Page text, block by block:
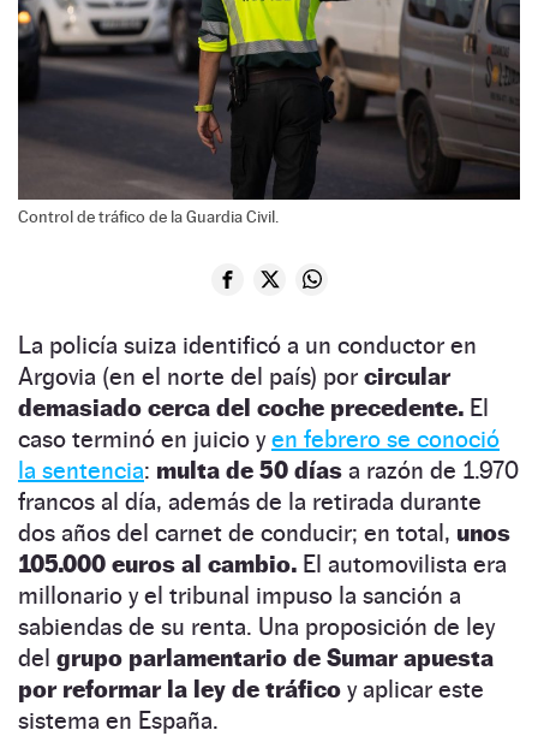
Control de tráfico de la Guardia Civil.
La policía suiza identificó a un conductor en
Argovia (en el norte del país) por circular
demasiado cerca del coche precedente. El
caso terminó en juicio yen febrero se conoció
la sentencia: multa de 50 días a razón de 1.970
francos al día, además de la retirada durante
dos años del carnet de conducir; en total, unos
105.000 euros al cambio. El automovilista era
millonario y el tribunal impuso la sanción a
sabiendas de su renta. Una proposición de ley
del grupo parlamentario de Sumar apuesta
por reformar la ley de tráfico y aplicar este
sistema en España.